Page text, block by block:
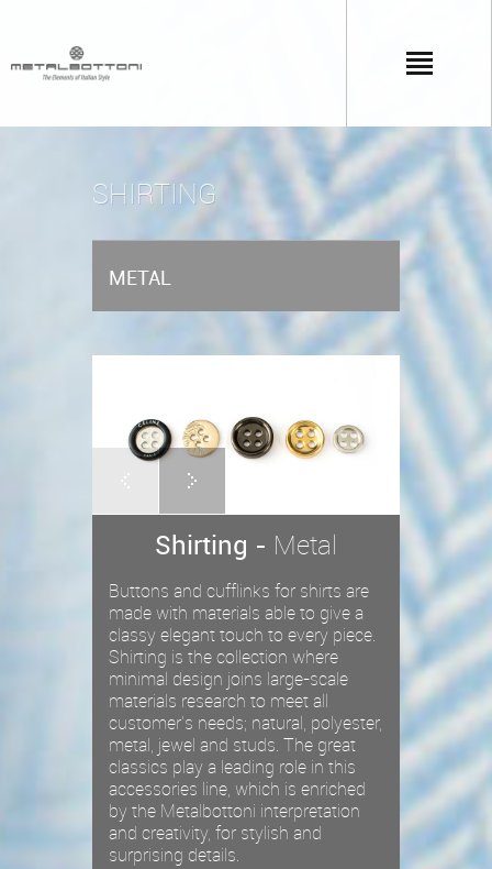
SHIRTING
METAL
Shirting - Metal
Buttons and cufflinks for shirts are
made with materials able to give a
classy elegant touch to every piece.
Shirting is the collection where
minimal design joins large-scale
materials research to meet all
customer’s needs; natural, polyester,
metal, jewel and studs. The great
classics play a leading role in this
accessories line, which is enriched
by the Metalbottoni interpretation
and creativity, for stylish and
surprising details.